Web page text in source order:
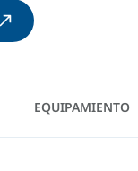
EQUIPAMIENTO